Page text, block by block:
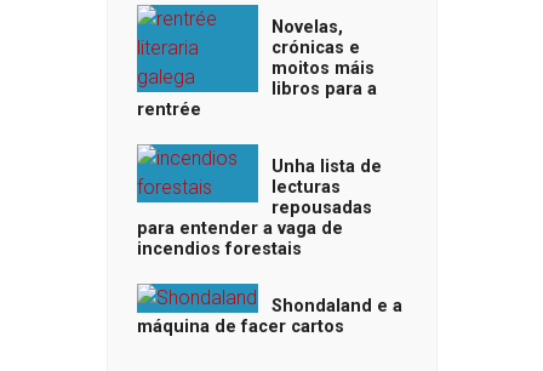
Novelas,
crónicas e
moitos máis
libros para a
rentrée
Unha lista de
lecturas
repousadas
para entender a vaga de
incendios forestais
Shondaland e a
máquina de facer cartos